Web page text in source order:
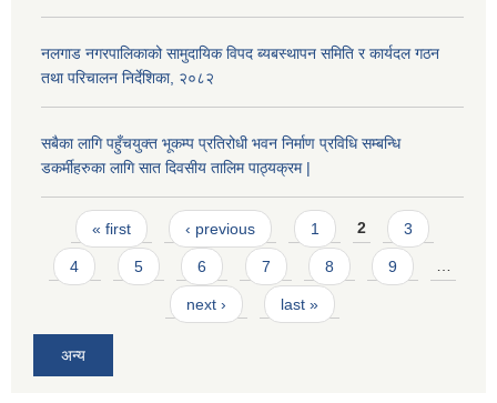
नलगाड नगरपालिकाको सामुदायिक विपद ब्यबस्थापन समिति र कार्यदल गठन
तथा परिचालन निर्देशिका, २०८२
सबैका लागि पहुँचयुक्त भूकम्प प्रतिरोधी भवन निर्माण प्रविधि सम्बन्धि
डकर्मीहरुका लागि सात दिवसीय तालिम पाठ्यक्रम |
Pages
« first ‹ previous 1 2 3
4 5 6 7 8 9 …
next › last »
अन्य